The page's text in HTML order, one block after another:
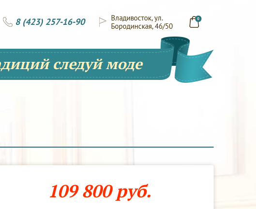
0
Владивосток, ул.
Бородинская, 46/50
8 (423) 257-16-90
следуй моде
109 800 руб.